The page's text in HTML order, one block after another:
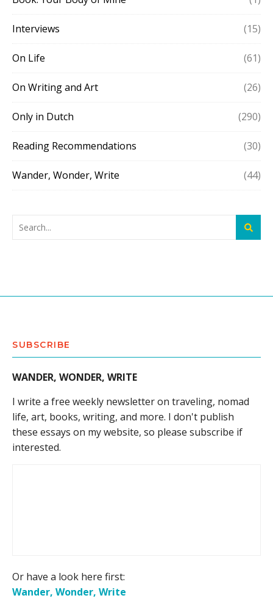
Interviews (15)
On Life (61)
On Writing and Art (26)
Only in Dutch (290)
Reading Recommendations (30)
Wander, Wonder, Write (44)
SUBSCRIBE
WANDER, WONDER, WRITE
I write a free weekly newsletter on traveling, nomad
life, art, books, writing, and more. I don't publish
these essays on my website, so please subscribe if
interested.
Or have a look here first:
Wander, Wonder, Write